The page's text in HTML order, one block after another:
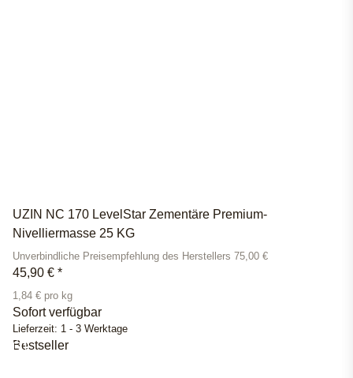
UZIN NC 170 LevelStar Zementäre Premium-
Nivelliermasse 25 KG
Unverbindliche Preisempfehlung des Herstellers 75,00 €
45,90 € *
1,84 € pro kg
Sofort verfügbar
Lieferzeit: 1 - 3 Werktage
Bestseller